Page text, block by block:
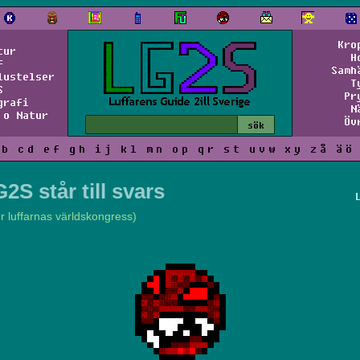
Natur
b c d e f g h i j k l m n o p q r s t u v w x y z å ä ö
står till svars
luffarnas världskongress)